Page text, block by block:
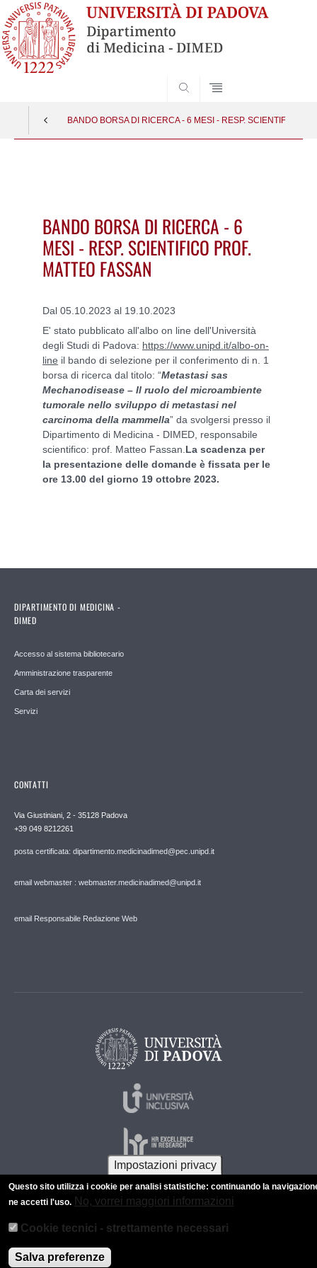
BANDO BORSA DI RICERCA - 6 MESI - RESP. SCIENTIFICO
BANDO BORSA DI RICERCA - 6
MESI - RESP. SCIENTIFICO PROF.
MATTEO FASSAN
Dal 05.10.2023 al 19.10.2023
E' stato pubblicato all'albo on line dell'Università
degli Studi di Padova: https://www.unipd.it/albo-on-
line il bando di selezione per il conferimento di n. 1
borsa di ricerca dal titolo: “Metastasi sas
Mechanodisease – Il ruolo del microambiente
tumorale nello sviluppo di metastasi nel
carcinoma della mammella” da svolgersi presso il
Dipartimento di Medicina - DIMED, responsabile
scientifico: prof. Matteo Fassan. La scadenza per
la presentazione delle domande è fissata per le
ore 13.00 del giorno 19 ottobre 2023.
DIPARTIMENTO DI MEDICINA -
DIMED
Accesso al sistema bibliotecario
Amministrazione trasparente
Carta dei servizi
Servizi
CONTATTI
Via Giustiniani, 2 - 35128 Padova
+39 049 8212261
posta certificata: dipartimento.medicinadimed@pec.unipd.it
email webmaster : webmaster.medicinadimed@unipd.it
email Responsabile Redazione Web
© 2026 Università di Padova - Tutti i diritti riservati
P.I. 00742430283 C.F. 80006480281
Informazioni su questo sito
Impostazioni privacy
Questo sito utilizza i cookie per analisi statistiche: continuando la
ne accetti l'uso. No, vorrei maggiori informazioni
Cookie tecnici - strettamente necessari
Salva preferenze